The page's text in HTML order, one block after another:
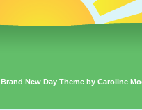
Brand New Day Theme by Caroline